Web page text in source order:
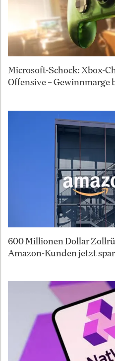
Microsoft-Schock: Xbox-
Offensive – Gewinnmarge
600 Millionen Dollar
Amazon-Kunden jetzt